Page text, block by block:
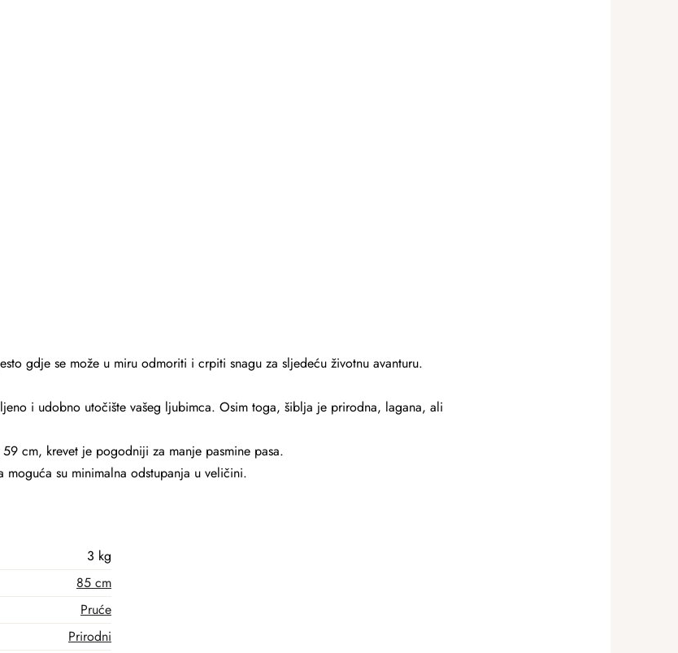
gdje se može u miru odmoriti i crpiti snagu za sljedeću životnu avanturu.
i udobno utočište vašeg ljubimca. Osim toga, šiblja je prirodna, lagana, ali
cm, krevet je pogodniji za manje pasmine pasa.
su minimalna odstupanja u veličini.
3 kg
85 cm
Pruće
Prirodni